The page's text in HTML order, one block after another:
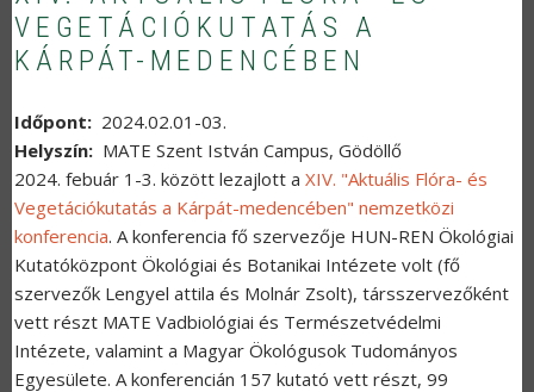
VEGETÁCIÓKUTATÁS A
KÁRPÁT-MEDENCÉBEN
Időpont
2024.02.01-03.
Helyszín
MATE Szent István Campus, Gödöllő
2024. febuár 1-3. között lezajlott a XIV. "Aktuális Flóra- és
Vegetációkutatás a Kárpát-medencében" nemzetközi
konferencia. A konferencia fő szervezője HUN-REN Ökológiai
Kutatóközpont Ökológiai és Botanikai Intézete volt (fő
szervezők Lengyel attila és Molnár Zsolt), társszervezőként
vett részt MATE Vadbiológiai és Természetvédelmi
Intézete, valamint a Magyar Ökológusok Tudományos
Egyesülete. A konferencián 157 kutató vett részt, 99